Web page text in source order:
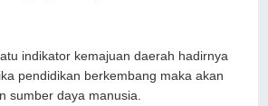
indikator kemajuan daerah hadirnya
pendidikan berkembang maka akan
sumber daya manusia.